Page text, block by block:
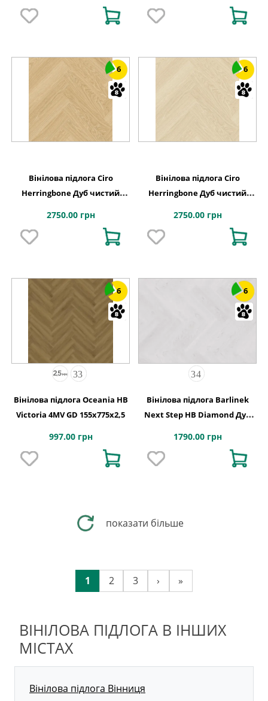
6
Вінілова підлога Ciro
Herringbone Дуб чистий
2750.00 грн
6
Вінілова підлога Ciro
Herringbone Дуб чистий
2750.00 грн
6
Вінілова підлога Oceania HB
Victoria 4MV GD 155x775x2,5
997.00 грн
6
Вінілова підлога Barlinek
Next Step HB Diamond Дуб
1790.00 грн
показати більше
1 2 3 › »
ВІНІЛОВА ПІДЛОГА В ІНШИХ
МІСТАХ
Вінілова підлога Вінниця